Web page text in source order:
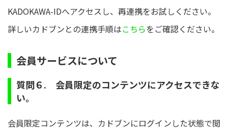
KADOKAWA-IDへアクセスし、再連携をお試しください。
詳しいカドブンとの連携手順はこちらをご確認ください。
会員サービスについて
質問６. 会員限定のコンテンツにアクセスできな
い。
会員限定コンテンツは、カドブンにログインした状態で閲